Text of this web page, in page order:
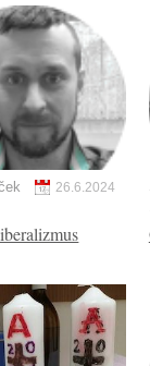
26.6.2024